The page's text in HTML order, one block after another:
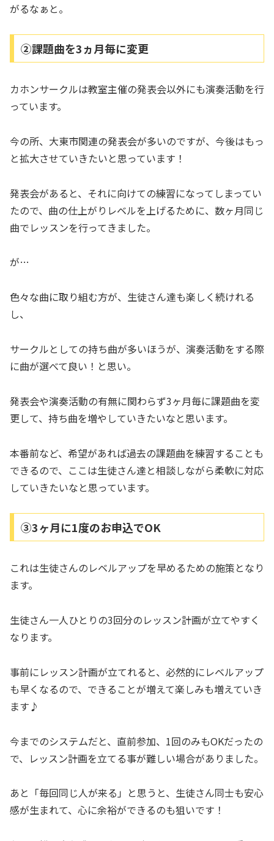
がるなぁと。
②課題曲を3ヵ月毎に変更
カホンサークルは教室主催の発表会以外にも演奏活動を行
っています。
今の所、大東市関連の発表会が多いのですが、今後はもっ
と拡大させていきたいと思っています！
発表会があると、それに向けての練習になってしまってい
たので、曲の仕上がりレベルを上げるために、数ヶ月同じ
曲でレッスンを行ってきました。
が…
色々な曲に取り組む方が、生徒さん達も楽しく続けれる
し、
サークルとしての持ち曲が多いほうが、演奏活動をする際
に曲が選べて良い！と思い。
発表会や演奏活動の有無に関わらず3ヶ月毎に課題曲を変
更して、持ち曲を増やしていきたいなと思います。
本番前など、希望があれば過去の課題曲を練習することも
できるので、ここは生徒さん達と相談しながら柔軟に対応
していきたいなと思っています。
③3ヶ月に1度のお申込でOK
これは生徒さんのレベルアップを早めるための施策となり
ます。
生徒さん一人ひとりの3回分のレッスン計画が立てやすく
なります。
事前にレッスン計画が立てれると、必然的にレベルアップ
も早くなるので、できることが増えて楽しみも増えていき
ます♪
今までのシステムだと、直前参加、1回のみもOKだったの
で、レッスン計画を立てる事が難しい場合がありました。
あと「毎回同じ人が来る」と思うと、生徒さん同士も安心
感が生まれて、心に余裕ができるのも狙いです！